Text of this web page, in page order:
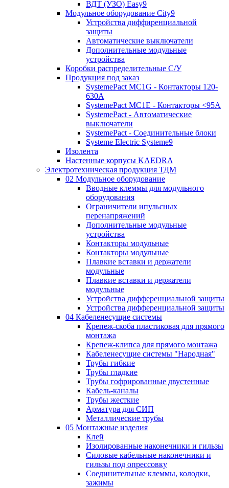
ВДТ (УЗО) Easy9
Модульное оборудование City9
Устройства диффиренциальной
защиты
Автоматические выключатели
Дополнительные модульные
устройства
Коробки распределительные C/У
Продукция под заказ
SystemePact MC1G - Контакторы 120-
630A
SystemePact MC1E - Контакторы <95A
SystemePact - Автоматические
выключатели
SystemePact - Соединительные блоки
Systeme Electric Systeme9
Изолента
Настенные корпусы KAEDRA
Электротехническая продукция ТДМ
02 Модульное оборудование
Вводные клеммы для модульного
оборудования
Ограничители ипульсных
перенапряжений
Дополнительные модульные
устройства
Контакторы модульные
Контакторы модульные
Плавкие вставки и держатели
модульные
Плавкие вставки и держатели
модульные
Устройства дифференциальной защиты
Устройства дифференциальной защиты
04 Кабеленесущие системы
Крепеж-скоба пластиковая для прямого
монтажа
Крепеж-клипса для прямого монтажа
Кабеленесущие системы "Народная"
Трубы гибкие
Трубы гладкие
Трубы гофрированные двустенные
Кабель-каналы
Трубы жесткие
Арматура для СИП
Металлические трубы
05 Монтажные изделия
Клей
Изолированные наконечники и гильзы
Силовые кабельные наконечники и
гильзы под опрессовку
Соединительные клеммы, колодки,
зажимы